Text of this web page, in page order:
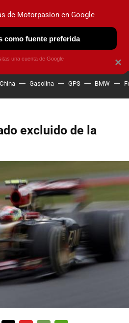
OBSERVATORIO
China Gasolina GPS BMW
excluido de la
×
de Motorpasion en Google
como fuente preferida
una cuenta de Google